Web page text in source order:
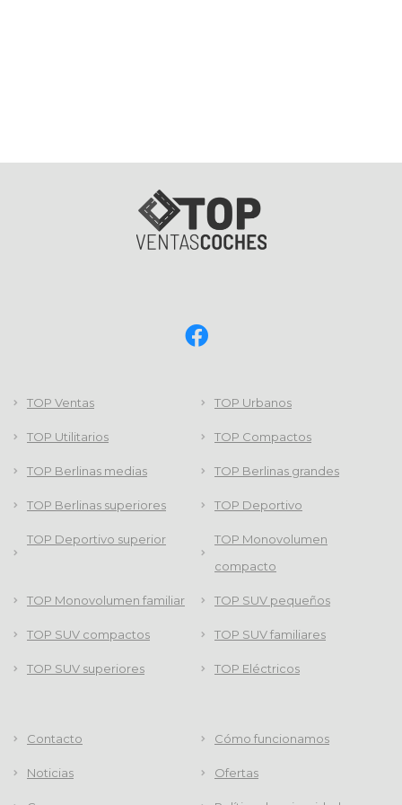
TOP Ventas TOP Urbanos
TOP Utilitarios TOP Compactos
TOP Berlinas medias TOP Berlinas grandes
TOP Berlinas superiores TOP Deportivo
TOP Deportivo superior
TOP Monovolumen
compacto
TOP Monovolumen familiar TOP SUV pequeños
TOP SUV compactos TOP SUV familiares
TOP SUV superiores TOP Eléctricos
Contacto Cómo funcionamos
Noticias Ofertas